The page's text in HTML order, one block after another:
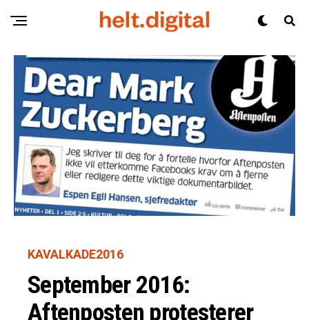
KAVALKADE2016
September 2016:
Aftenposten protesterer